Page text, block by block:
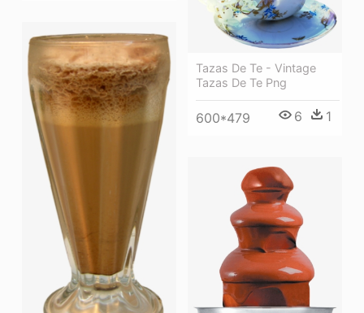
Tazas De Te - Vintage
Tazas De Te Png
600*479 6 1